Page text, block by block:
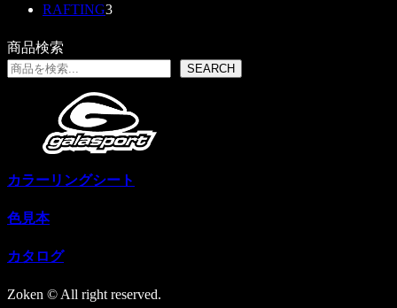
品
品
商
品
RAFTING33
の
商
品
商品検索
SEARCH
カラーリングシート
色見本
カタログ
Zoken © All right reserved.